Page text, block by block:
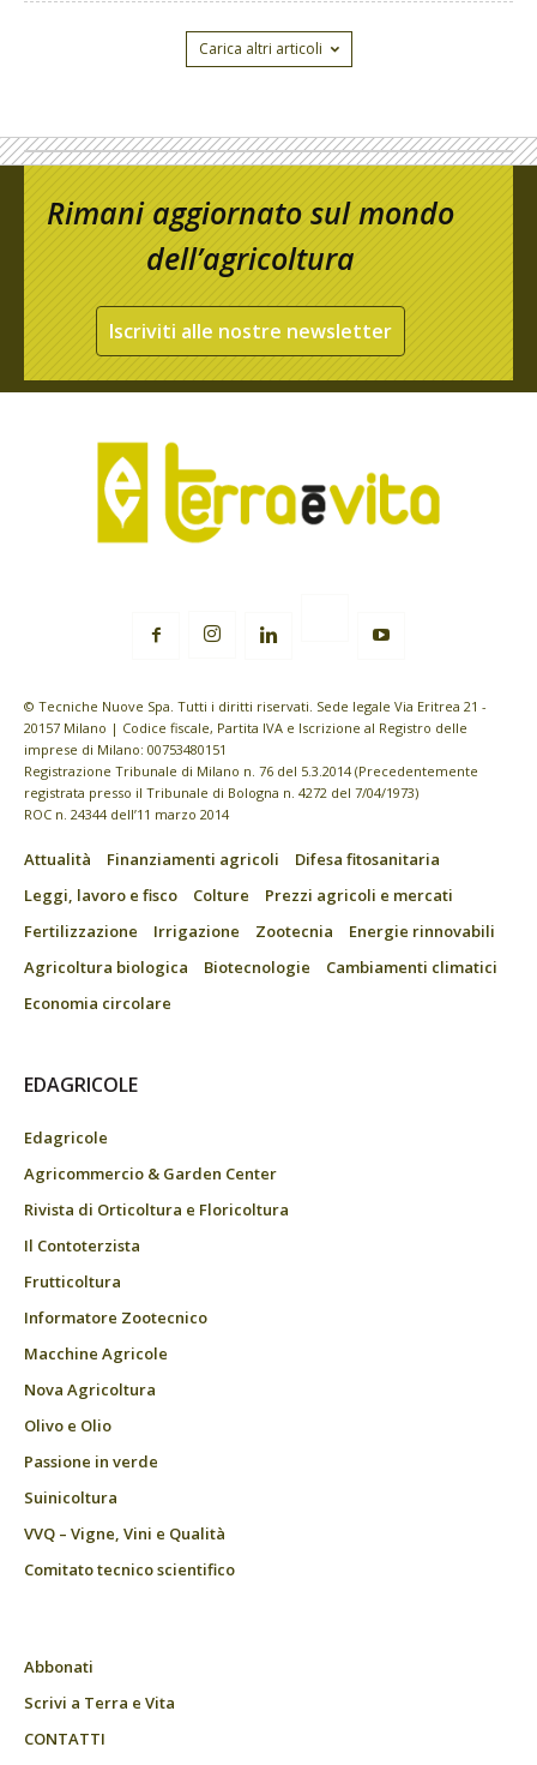
Carica altri articoli
Rimani aggiornato sul mondo
dell’agricoltura
Iscriviti alle nostre newsletter
© Tecniche Nuove Spa. Tutti i diritti riservati. Sede legale Via Eritrea 21 -
20157 Milano | Codice fiscale, Partita IVA e Iscrizione al Registro delle
imprese di Milano: 00753480151
Registrazione Tribunale di Milano n. 76 del 5.3.2014 (Precedentemente
registrata presso il Tribunale di Bologna n. 4272 del 7/04/1973)
ROC n. 24344 dell’11 marzo 2014
Attualità Finanziamenti agricoli
Difesa fitosanitaria
Leggi, lavoro e fisco
Colture
Prezzi agricoli e mercati
Fertilizzazione
Irrigazione Zootecnia
Energie rinnovabili
Agricoltura biologica
Biotecnologie
Cambiamenti climatici
Economia circolare
EDAGRICOLE
Edagricole
Agricommercio & Garden Center
Rivista di Orticoltura e Floricoltura
Il Contoterzista
Frutticoltura
Informatore Zootecnico
Macchine Agricole
Nova Agricoltura
Olivo e Olio
Passione in verde
Suinicoltura
VVQ – Vigne, Vini e Qualità
Comitato tecnico scientifico
Abbonati
Scrivi a Terra e Vita
CONTATTI